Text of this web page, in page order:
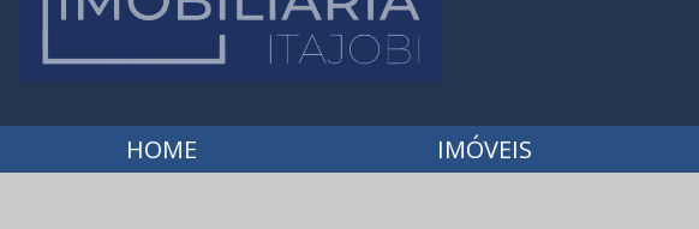
HOME IMÓVEIS